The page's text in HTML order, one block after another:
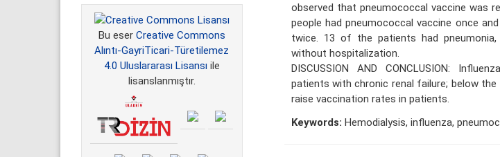
Bu eser Creative Commons
Alıntı-GayriTicari-Türetilemez
4.0 Uluslararası Lisansı ile
lisanslanmıştır.
observed that pneumococcal vaccine was
people had pneumococcal vaccine once
twice. 13 of the patients had
without hospitalization.
DISCUSSION AND CONCLUSION:
patients with chronic renal failure; below
raise vaccination rates in patients.
Keywords: Hemodialysis, influenza,